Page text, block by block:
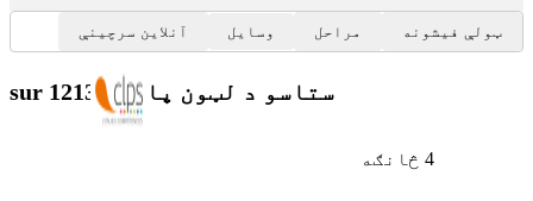
ټولې فیشونه مراحل وسایل آنلاین سرچینې
ستاسو د لټون پایلې sur 1213
4 څانګه